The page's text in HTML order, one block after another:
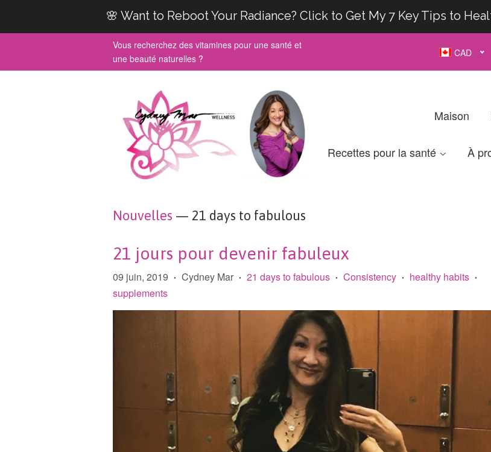
🌸 Want to Reboot Your Radiance? Click to Get My 7 Key Tips to
Vous recherchez des vitamines pour une santé et
une beauté naturelles ?
CAD
Maison
Recettes pour la santé À
Nouvelles — 21 days to fabulous
21 jours pour devenir fabuleux
09 juin, 2019 • Cydney Mar • 21 days to fabulous • Consistency • healthy habits •
supplements